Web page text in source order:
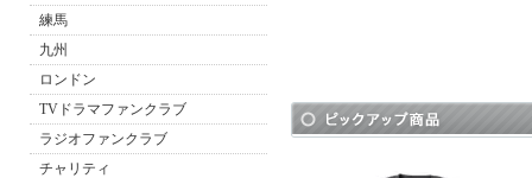
練馬
九州
ロンドン
TVドラマファンクラブ
ラジオファンクラブ
チャリティ